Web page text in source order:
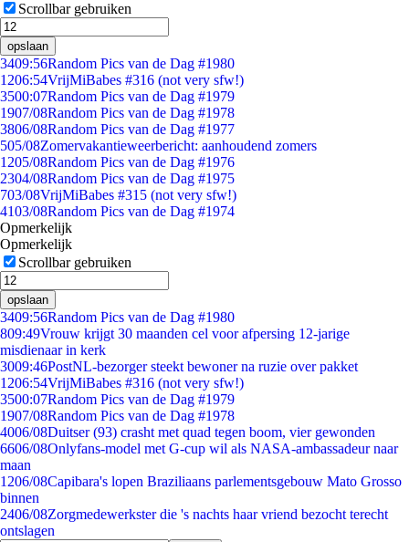
Scrollbar gebruiken
opslaan
3409:56Random Pics van de Dag #1980
1206:54VrijMiBabes #316 (not very sfw!)
3500:07Random Pics van de Dag #1979
1907/08Random Pics van de Dag #1978
3806/08Random Pics van de Dag #1977
505/08Zomervakantieweerbericht: aanhoudend zomers
1205/08Random Pics van de Dag #1976
2304/08Random Pics van de Dag #1975
703/08VrijMiBabes #315 (not very sfw!)
4103/08Random Pics van de Dag #1974
Opmerkelijk
Opmerkelijk
Scrollbar gebruiken
opslaan
3409:56Random Pics van de Dag #1980
809:49Vrouw krijgt 30 maanden cel voor afpersing 12-jarige
misdienaar in kerk
3009:46PostNL-bezorger steekt bewoner na ruzie over pakket
1206:54VrijMiBabes #316 (not very sfw!)
3500:07Random Pics van de Dag #1979
1907/08Random Pics van de Dag #1978
4006/08Duitser (93) crasht met quad tegen boom, vier gewonden
6606/08Onlyfans-model met G-cup wil als NASA-ambassadeur naar
maan
1206/08Capibara's lopen Braziliaans parlementsgebouw Mato Grosso
binnen
2406/08Zorgmedewerkster die 's nachts haar vriend bezocht terecht
ontslagen